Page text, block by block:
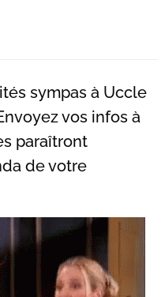
sympas à Uccle
vos infos à
paraîtront
de votre